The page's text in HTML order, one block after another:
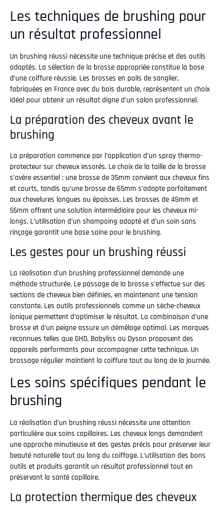
Les techniques de brushing pour
un résultat professionnel
Un brushing réussi nécessite une technique précise et des outils
adaptés. La sélection de la brosse appropriée constitue la base
d’une coiffure réussie. Les brosses en poils de sanglier,
fabriquées en France avec du bois durable, représentent un choix
idéal pour obtenir un résultat digne d’un salon professionnel.
La préparation des cheveux avant le
brushing
La préparation commence par l’application d’un spray thermo-
protecteur sur cheveux essorés. Le choix de la taille de la brosse
s’avère essentiel : une brosse de 35mm convient aux cheveux fins
et courts, tandis qu’une brosse de 65mm s’adapte parfaitement
aux chevelures longues ou épaisses. Les brosses de 45mm et
55mm offrent une solution intermédiaire pour les cheveux mi-
longs. L’utilisation d’un shampoing adapté et d’un soin sans
rinçage garantit une base saine pour le brushing.
Les gestes pour un brushing réussi
La réalisation d’un brushing professionnel demande une
méthode structurée. Le passage de la brosse s’effectue sur des
sections de cheveux bien définies, en maintenant une tension
constante. Les outils professionnels comme un sèche-cheveux
ionique permettent d’optimiser le résultat. La combinaison d’une
brosse et d’un peigne assure un démêlage optimal. Les marques
reconnues telles que GHD, Babyliss ou Dyson proposent des
appareils performants pour accompagner cette technique. Un
brossage régulier maintient la coiffure tout au long de la journée.
Les soins spécifiques pendant le
brushing
La réalisation d’un brushing réussi nécessite une attention
particulière aux soins capillaires. Les cheveux longs demandent
une approche minutieuse et des gestes précis pour préserver leur
beauté naturelle tout au long du coiffage. L’utilisation des bons
outils et produits garantit un résultat professionnel tout en
préservant la santé capillaire.
La protection thermique des cheveux